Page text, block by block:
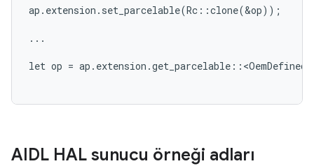
ap . extension . set_parcelable(Rc ::clone(&op));
...
let op = ap . extension .get_parcelable :: <
AIDL HAL sunucu örneği adları